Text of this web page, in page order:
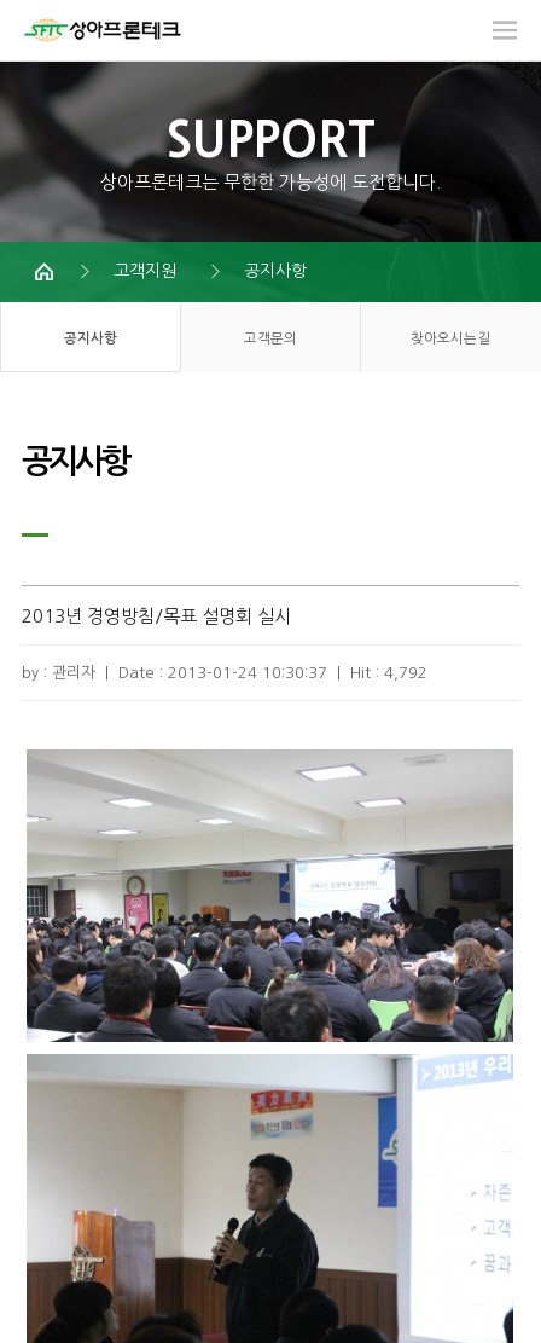
SUPPORT
상아프론테크는 무한한 가능성에 도전합니다.
고객지원 공지사항
공지사항 고객문의 찾아오시는길
공지사항
2013년 경영방침/목표 설명회 실시
by : 관리자 Date : 2013-01-24 10:30:37 Hit : 4,792